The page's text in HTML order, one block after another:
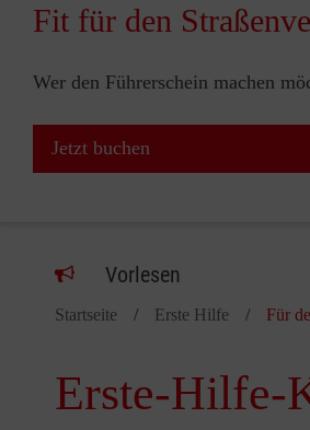
Fit für den
Wer den Führerschein machen
Jetzt buchen
Vorlesen
Startseite Erste Hilfe Für
Erste-Hilfe-